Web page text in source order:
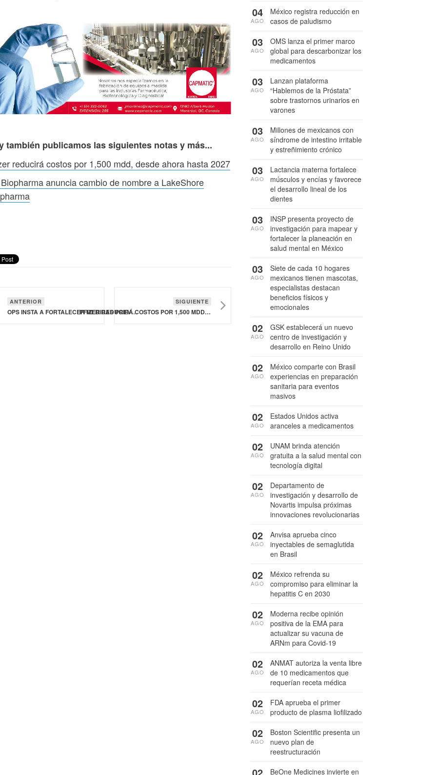
también publicamos las siguientes notas y más...
reducirá costos por 1,500 mdd, desde ahora hasta 2027
anuncia cambio de nombre a LakeShore
ANTERIOR
OPS INSTA A FORTALECER MEDIDAS PREVENTIVAS CONTRA EL DENGUE EN CENTROAMÉRICA, MÉXICO Y EL CARIBE
SIGUIENTE
PFIZER REDUCIRÁ COSTOS POR 1,500 MDD, DESDE AHORA HASTA 2027
México registra reducción en
casos de paludismo
04
AGO
OMS lanza el primer marco
global para descarbonizar los
medicamentos
03
AGO
Lanzan plataforma
“Hablemos de la Próstata”
sobre trastornos urinarios en
varones
03
AGO
Millones de mexicanos con
síndrome de intestino irritable
y estreñimiento crónico
03
AGO
Lactancia materna fortalece
músculos y encías y favorece
el desarrollo lineal de los
dientes
03
AGO
INSP presenta proyecto de
investigación para mapear y
fortalecer la planeación en
salud mental en México
03
AGO
Siete de cada 10 hogares
mexicanos tienen mascotas,
especialistas destacan
beneficios físicos y
emocionales
03
AGO
GSK establecerá un nuevo
centro de investigación y
desarrollo en Reino Unido
02
AGO
México comparte con Brasil
experiencias en preparación
sanitaria para eventos
masivos
02
AGO
Estados Unidos activa
aranceles a medicamentos
02
AGO
UNAM brinda atención
gratuita a la salud mental con
tecnología digital
02
AGO
Departamento de
investigación y desarrollo de
Novartis impulsa próximas
innovaciones revolucionarias
02
AGO
Anvisa aprueba cinco
inyectables de semaglutida
en Brasil
02
AGO
México refrenda su
compromiso para eliminar la
hepatitis C en 2030
02
AGO
Moderna recibe opinión
positiva de la EMA para
actualizar su vacuna de
ARNm para Covid-19
02
AGO
ANMAT autoriza la venta libre
de 10 medicamentos que
requerían receta médica
02
AGO
FDA aprueba el primer
producto de plasma liofilizado
02
AGO
Boston Scientific presenta un
nuevo plan de
reestructuración
02
AGO
BeOne Medicines invierte en